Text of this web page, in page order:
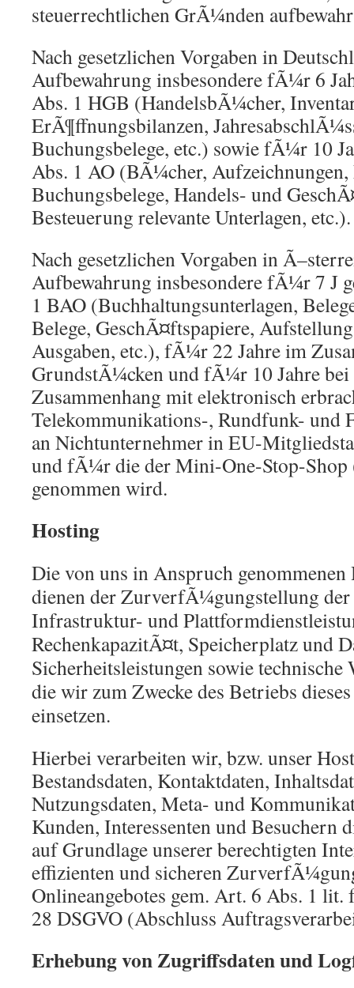
steuerrechtlichen GrÃ¼nden
Nach gesetzlichen Vorgaben in
Aufbewahrung insbesondere fÃ¼r 6
Abs. 1 HGB (HandelsbÃ¼cher,
ErÃ¶ffnungsbilanzen,
Buchungsbelege, etc.) sowie fÃ¼r 10
Abs. 1 AO (BÃ¼cher, Aufzeichnungen,
Buchungsbelege, Handels- und
Besteuerung relevante Unterlagen, etc.).
Nach gesetzlichen Vorgaben in
Aufbewahrung insbesondere fÃ¼r 7 J
1 BAO (Buchhaltungsunterlagen,
Belege, GeschÃ¤ftspapiere,
Ausgaben, etc.), fÃ¼r 22 Jahre im
GrundstÃ¼cken und fÃ¼r 10 Jahre bei
Zusammenhang mit elektronisch
Telekommunikations-, Rundfunk- und
an Nichtunternehmer in EU-
und fÃ¼r die der Mini-One-Stop-
genommen wird.
Hosting
Die von uns in Anspruch
dienen der ZurverfÃ¼gungstellung
Infrastruktur- und
RechenkapazitÃ¤t, Speicherplatz und
Sicherheitsleistungen sowie technische
die wir zum Zwecke des Betriebs
einsetzen.
Hierbei verarbeiten wir, bzw. unser
Bestandsdaten, Kontaktdaten,
Nutzungsdaten, Meta- und
Kunden, Interessenten und Besuchern
auf Grundlage unserer berechtigten
effizienten und sicheren
Onlineangebotes gem. Art. 6 Abs. 1
28 DSGVO (Abschluss
Erhebung von Zugriffsdaten und